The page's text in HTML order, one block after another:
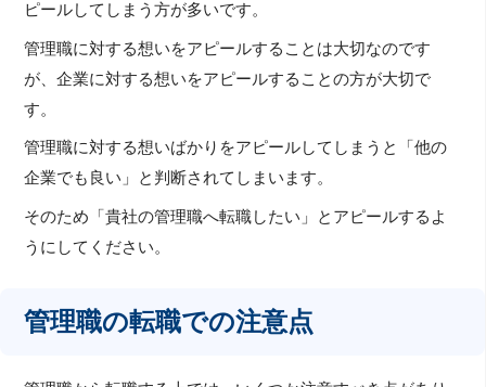
ピールしてしまう方が多いです。
管理職に対する想いをアピールすることは大切なのです
が、企業に対する想いをアピールすることの方が大切で
す。
管理職に対する想いばかりをアピールしてしまうと「他の
企業でも良い」と判断されてしまいます。
そのため「貴社の管理職へ転職したい」とアピールするよ
うにしてください。
管理職の転職での注意点